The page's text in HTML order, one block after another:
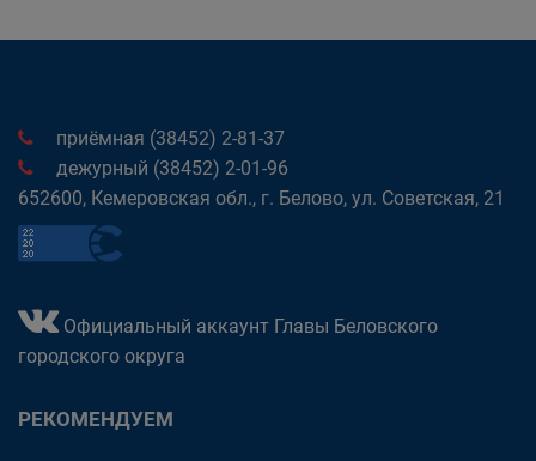
приёмная (38452) 2-81-37
дежурный (38452) 2-01-96
652600, Кемеровская обл., г. Белово, ул. Советская, 21
Официальный аккаунт Главы Беловского
городского округа
РЕКОМЕНДУЕМ